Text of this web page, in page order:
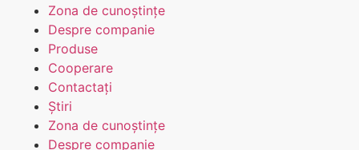
Zona de cunoștințe
Despre companie
Produse
Cooperare
Contactați
Știri
Zona de cunoștințe
Despre companie